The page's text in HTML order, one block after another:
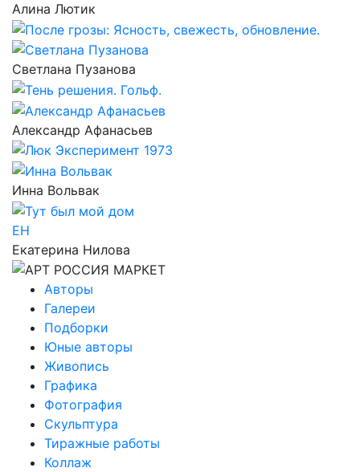
Алина Лютик
Светлана Пузанова
Александр Афанасьев
Инна Вольвак
ЕН
Екатерина Нилова
Авторы
Галереи
Подборки
Юные авторы
Живопись
Графика
Фотография
Скульптура
Тиражные работы
Коллаж